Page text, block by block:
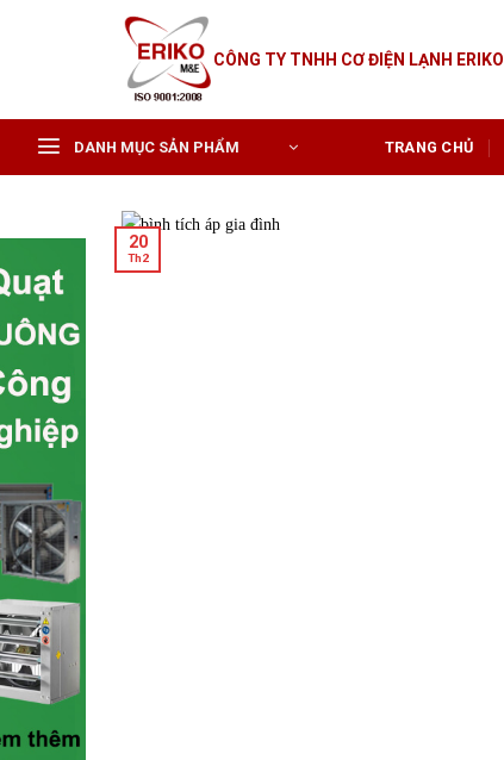
CÔNG TY TNHH CƠ ĐIỆN LẠNH ERIKO
DANH MỤC SẢN PHẨM TRANG CHỦ
20
Th2